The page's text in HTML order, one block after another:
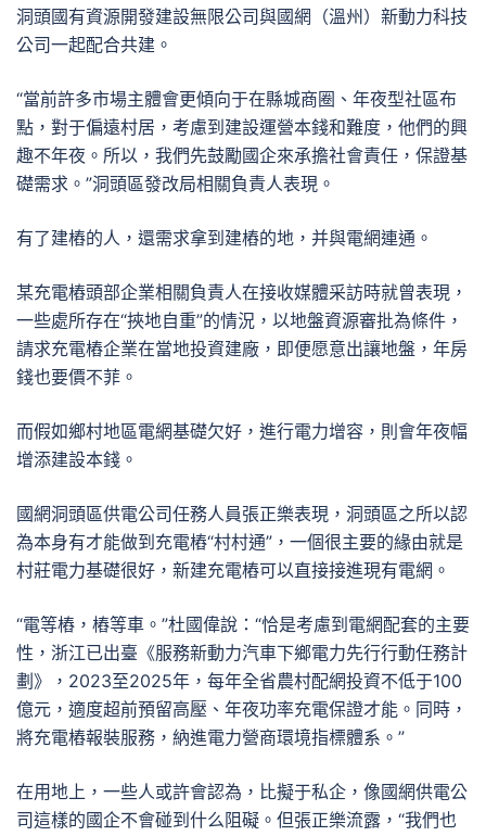
洞頭國有資源開發建設無限公司與國網（溫州）新動力科技
公司一起配合共建。
“當前許多市場主體會更傾向于在縣城商圈、年夜型社區布
點，對于偏遠村居，考慮到建設運營本錢和難度，他們的興
趣不年夜。所以，我們先鼓勵國企來承擔社會責任，保證基
礎需求。”洞頭區發改局相關負責人表現。
有了建樁的人，還需求拿到建樁的地，并與電網連通。
某充電樁頭部企業相關負責人在接收媒體采訪時就曾表現，
一些處所存在“挾地自重”的情況，以地盤資源審批為條件，
請求充電樁企業在當地投資建廠，即便愿意出讓地盤，年房
錢也要價不菲。
而假如鄉村地區電網基礎欠好，進行電力增容，則會年夜幅
增添建設本錢。
國網洞頭區供電公司任務人員張正樂表現，洞頭區之所以認
為本身有才能做到充電樁“村村通”，一個很主要的緣由就是
村莊電力基礎很好，新建充電樁可以直接接進現有電網。
“電等樁，樁等車。”杜國偉說：“恰是考慮到電網配套的主要
性，浙江已出臺《服務新動力汽車下鄉電力先行行動任務計
劃》，2023至2025年，每年全省農村配網投資不低于100
億元，適度超前預留高壓、年夜功率充電保證才能。同時，
將充電樁報裝服務，納進電力營商環境指標體系。”
在用地上，一些人或許會認為，比擬于私企，像國網供電公
司這樣的國企不會碰到什么阻礙。但張正樂流露，“我們也